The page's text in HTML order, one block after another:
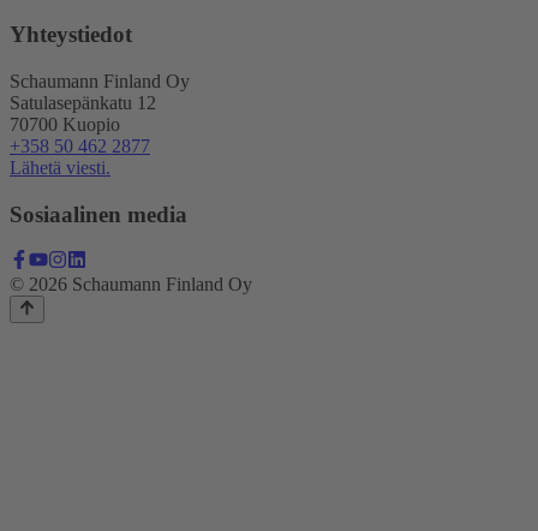
Yhteystiedot
Schaumann Finland Oy
Satulasepänkatu 12
70700 Kuopio
+358 50 462 2877
Lähetä viesti.
Sosiaalinen media
© 2026 Schaumann Finland Oy